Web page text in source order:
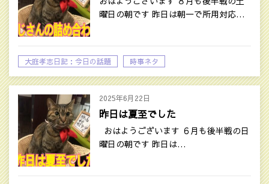
曜日の朝です 昨日は朝一で所用対応…
大庭孝志日記：今日の話題 時事ネタ
2025年6月22日
昨日は夏至でした
おはようございます ６月も後半戦の日
曜日の朝です 昨日は…